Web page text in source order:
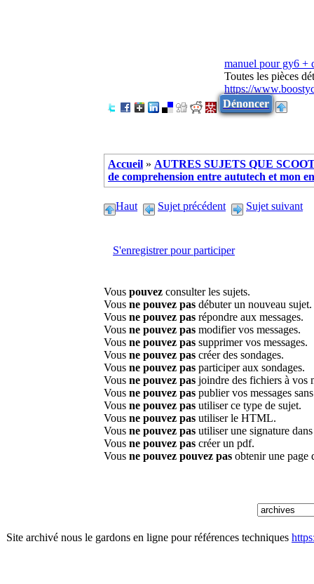
manuel pour gy6 +
Toutes les pièces
https://
Dénoncer
Accueil » AUTRES SUJETS QUE
de comprehension entre aututech et mon
Haut Sujet précédent Sujet suivant
S'enregistrer pour participer
Vous pouvez consulter les sujets.
Vous ne pouvez pas débuter un nouveau sujet.
Vous ne pouvez pas répondre aux messages.
Vous ne pouvez pas modifier vos messages.
Vous ne pouvez pas supprimer vos messages.
Vous ne pouvez pas créer des sondages.
Vous ne pouvez pas participer aux sondages.
Vous ne pouvez pas joindre des fichiers à vos
Vous ne pouvez pas publier vos messages
Vous ne pouvez pas utiliser ce type de sujet.
Vous ne pouvez pas utiliser le HTML.
Vous ne pouvez pas utiliser une signature
Vous ne pouvez pas créer un pdf.
Vous ne pouvez pouvez pas obtenir une page
Site archivé nous le gardons en ligne pour références techniques